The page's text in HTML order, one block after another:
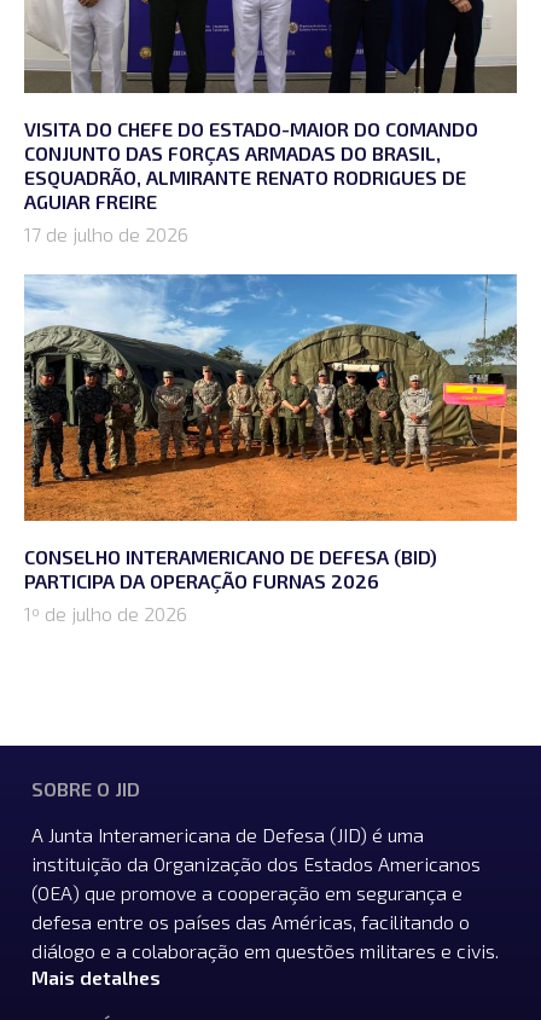
VISITA DO CHEFE DO ESTADO-MAIOR DO COMANDO
CONJUNTO DAS FORÇAS ARMADAS DO BRASIL,
ESQUADRÃO, ALMIRANTE RENATO RODRIGUES DE
AGUIAR FREIRE
17 de julho de 2026
CONSELHO INTERAMERICANO DE DEFESA (BID)
PARTICIPA DA OPERAÇÃO FURNAS 2026
1º de julho de 2026
SOBRE O JID
A Junta Interamericana de Defesa (JID) é uma
instituição da Organização dos Estados Americanos
(OEA) que promove a cooperação em segurança e
defesa entre os países das Américas, facilitando o
diálogo e a colaboração em questões militares e civis.
Mais detalhes